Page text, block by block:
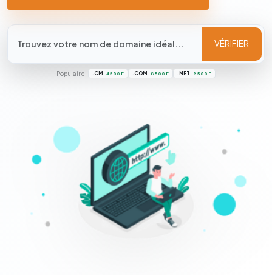
VÉRIFIER
Populaire : .CM 4 500 F .COM 8 500 F .NET 9 500 F